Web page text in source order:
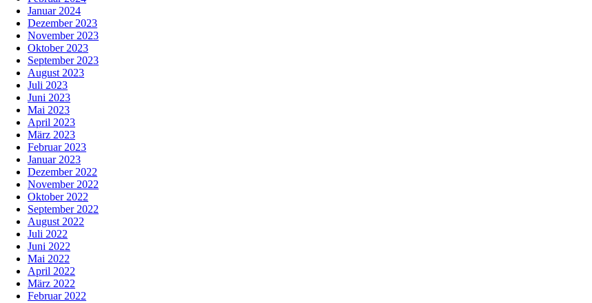
Januar 2024
Dezember 2023
November 2023
Oktober 2023
September 2023
August 2023
Juli 2023
Juni 2023
Mai 2023
April 2023
März 2023
Februar 2023
Januar 2023
Dezember 2022
November 2022
Oktober 2022
September 2022
August 2022
Juli 2022
Juni 2022
Mai 2022
April 2022
März 2022
Februar 2022